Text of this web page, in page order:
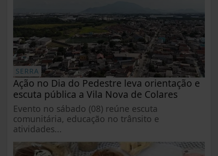
SERRA
Ação no Dia do Pedestre leva orientação e
escuta pública a Vila Nova de Colares
Evento no sábado (08) reúne escuta
comunitária, educação no trânsito e
atividades...